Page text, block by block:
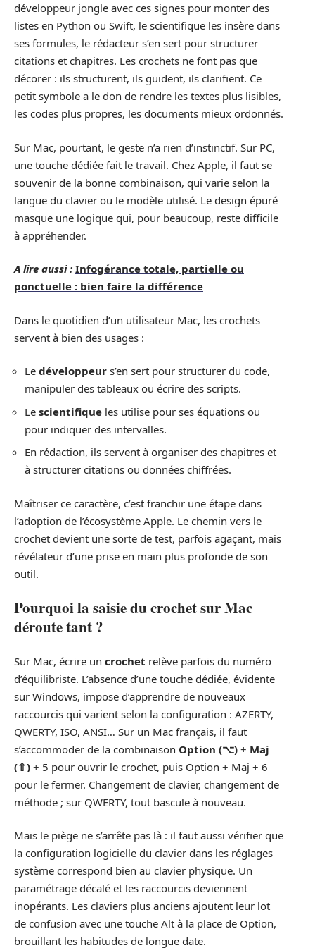
développeur jongle avec ces signes pour monter des
listes en Python ou Swift, le scientifique les insère dans
ses formules, le rédacteur s’en sert pour structurer
citations et chapitres. Les crochets ne font pas que
décorer : ils structurent, ils guident, ils clarifient. Ce
petit symbole a le don de rendre les textes plus lisibles,
les codes plus propres, les documents mieux ordonnés.
Sur Mac, pourtant, le geste n’a rien d’instinctif. Sur PC,
une touche dédiée fait le travail. Chez Apple, il faut se
souvenir de la bonne combinaison, qui varie selon la
langue du clavier ou le modèle utilisé. Le design épuré
masque une logique qui, pour beaucoup, reste difficile
à appréhender.
A lire aussi : Infogérance totale, partielle ou
ponctuelle : bien faire la différence
Dans le quotidien d’un utilisateur Mac, les crochets
servent à bien des usages :
Le développeur s’en sert pour structurer du code,
manipuler des tableaux ou écrire des scripts.
Le scientifique les utilise pour ses équations ou
pour indiquer des intervalles.
En rédaction, ils servent à organiser des chapitres et
à structurer citations ou données chiffrées.
Maîtriser ce caractère, c’est franchir une étape dans
l’adoption de l’écosystème Apple. Le chemin vers le
crochet devient une sorte de test, parfois agaçant, mais
révélateur d’une prise en main plus profonde de son
outil.
Pourquoi la saisie du crochet sur Mac
déroute tant ?
Sur Mac, écrire un crochet relève parfois du numéro
d’équilibriste. L’absence d’une touche dédiée, évidente
sur Windows, impose d’apprendre de nouveaux
raccourcis qui varient selon la configuration : AZERTY,
QWERTY, ISO, ANSI… Sur un Mac français, il faut
s’accommoder de la combinaison Option (⌥) + Maj
(⇧) + 5 pour ouvrir le crochet, puis Option + Maj + 6
pour le fermer. Changement de clavier, changement de
méthode ; sur QWERTY, tout bascule à nouveau.
Mais le piège ne s’arrête pas là : il faut aussi vérifier que
la configuration logicielle du clavier dans les réglages
système correspond bien au clavier physique. Un
paramétrage décalé et les raccourcis deviennent
inopérants. Les claviers plus anciens ajoutent leur lot
de confusion avec une touche Alt à la place de Option,
brouillant les habitudes de longue date.